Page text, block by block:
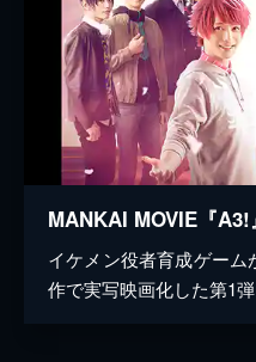
イケメン役者育成ゲーム
作で実写映画化した第1弾